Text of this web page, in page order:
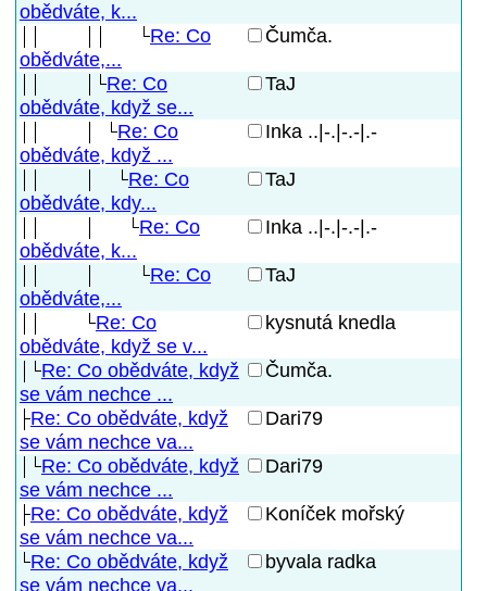
obědváte, k...
Re: Co
obědváte,...
Čumča.
Re: Co
obědváte, když se...
TaJ
Re: Co
obědváte, když ...
Inka ..|-.|-.-|.-
Re: Co
obědváte, kdy...
TaJ
Re: Co
obědváte, k...
Inka ..|-.|-.-|.-
Re: Co
obědváte,...
TaJ
Re: Co
obědváte, když se v...
kysnutá knedla
Re: Co obědváte, když
se vám nechce ...
Čumča.
Re: Co obědváte, když
se vám nechce va...
Dari79
Re: Co obědváte, když
se vám nechce ...
Dari79
Re: Co obědváte, když
se vám nechce va...
Koníček mořský
Re: Co obědváte, když
se vám nechce va...
byvala radka